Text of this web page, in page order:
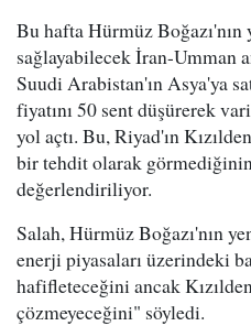
Bu hafta Hürmüz Boğazı'nın
sağlayabilecek İran-Umman
Suudi Arabistan'ın Asya'ya
fiyatını 50 sent düşürerek
yol açtı. Bu, Riyad'ın
bir tehdit olarak
değerlendiriliyor.
Salah, Hürmüz Boğazı'nın
enerji piyasaları üzerindeki
hafifleteceğini ancak
çözmeyeceğini" söyledi.